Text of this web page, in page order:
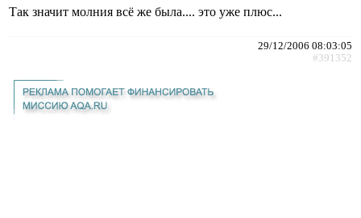
Так значит молния всё же была.... это уже плюс...
29/12/2006 08:03:05
#391352